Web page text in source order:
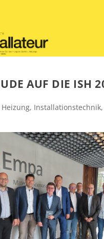
AUF DIE ISH
Heizung, Installationstechnik,